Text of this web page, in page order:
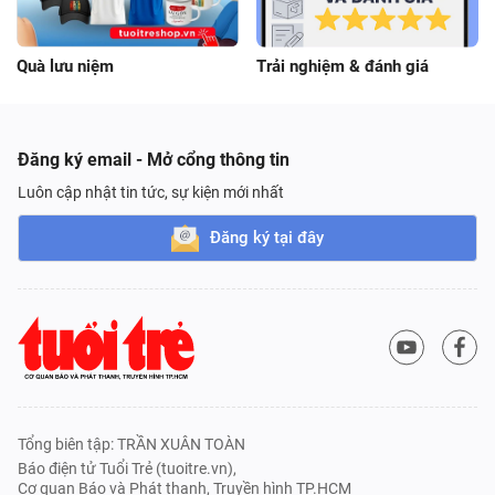
Quà lưu niệm Trải nghiệm & đánh giá
Đăng ký email - Mở cổng thông tin
Luôn cập nhật tin tức, sự kiện mới nhất
Đăng ký tại đây
Tổng biên tập: TRẦN XUÂN TOÀN
Báo điện tử Tuổi Trẻ (tuoitre.vn),
Cơ quan Báo và Phát thanh, Truyền hình TP.HCM